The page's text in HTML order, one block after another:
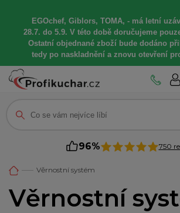
EGOchef, Giblors, TOMA, - má letní
28.7. do 5.9. V této době doručujeme
Ostatní objednané zboží bude dodáno
tedy po naskladnění a znovu otevření
96% 750
Věrnostní systém
Věrnostní